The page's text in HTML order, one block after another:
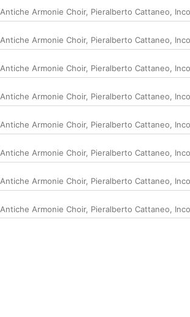
Antiche Armonie Choir, Pieralberto Cattaneo,
Antiche Armonie Choir, Pieralberto Cattaneo,
Antiche Armonie Choir, Pieralberto Cattaneo,
Antiche Armonie Choir, Pieralberto Cattaneo,
Antiche Armonie Choir, Pieralberto Cattaneo,
Antiche Armonie Choir, Pieralberto Cattaneo,
Antiche Armonie Choir, Pieralberto Cattaneo,
Antiche Armonie Choir, Pieralberto Cattaneo,